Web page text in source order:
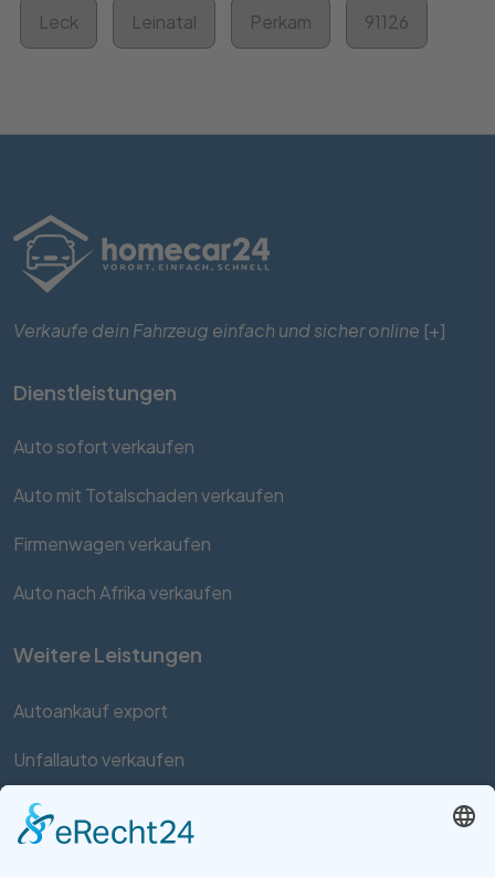
Leck Leinatal Perkam 91126
Verkaufe dein Fahrzeug einfach und sicher online [+]
Dienstleistungen
Auto sofort verkaufen
Auto mit Totalschaden verkaufen
Firmenwagen verkaufen
Auto nach Afrika verkaufen
Weitere Leistungen
Autoankauf export
Unfallauto verkaufen
Auto mit Motorschaden verkaufen